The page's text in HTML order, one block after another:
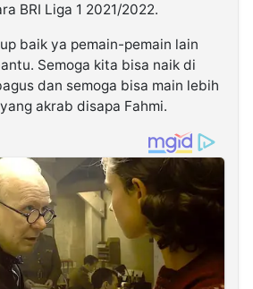
BRI Liga 1 2021/2022.
baik ya pemain-pemain lain
Semoga kita bisa naik di
dan semoga bisa main lebih
akrab disapa Fahmi.